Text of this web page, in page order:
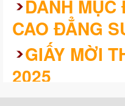
DANH
CAO ĐẲNG
GIẤY MỜI
2025